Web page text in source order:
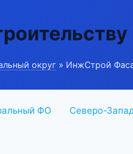
округ » ИнжСтрой
ФО Северо-